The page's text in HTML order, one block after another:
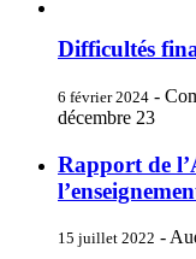
Difficultés
6 février 2024 -
décembre 23
Rapport de
15 juillet 2022 -